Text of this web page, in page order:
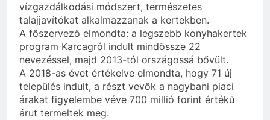
vízgazdálkodási módszert, természetes
talajjavítókat alkalmazzanak a kertekben.
A főszervező elmondta: a legszebb konyhakertek
program Karcagról indult mindössze 22
nevezéssel, majd 2013-tól országossá bővült.
A 2018-as évet értékelve elmondta, hogy 71 új
település indult, a részt vevők a nagybani piaci
árakat figyelembe véve 700 millió forint értékű
árut termeltek meg.